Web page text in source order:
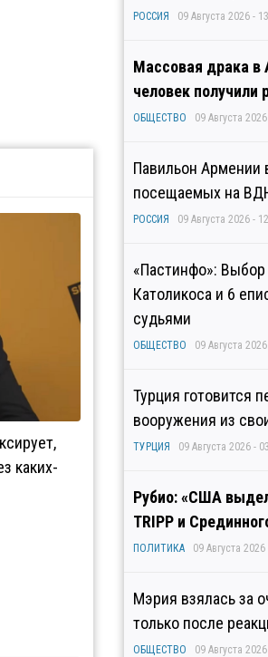
каких-
РОССИЯ 09 Августа 2026 -
Массовая драка в
человек получили
ОБЩЕСТВО 09 Августа
Павильон Армении
посещаемых на
РОССИЯ 09 Августа 2026 -
«Пастинфо»:
Католикоса и 6
судьями
ОБЩЕСТВО 09 Августа
Турция готовится
вооружения из
ТУРЦИЯ 09 Августа 2026 -
Рубио: «США
TRIPP и
ПОЛИТИКА 09 Августа 2026
Мэрия взялась за
только после
ОБЩЕСТВО 09 Августа 2026